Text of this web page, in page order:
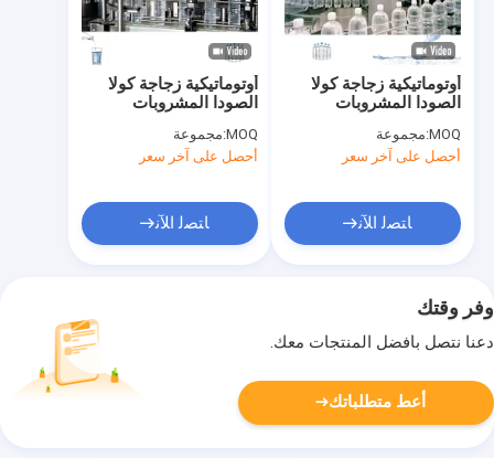
أوتوماتيكية زجاجة كولا
الصودا المشروبات
مشروب ملء آلة خط
الإنتاج مشروب غازي
MOQ: مجموعة
أحصل على آخر سعر
ﺎﺘﺼﻟ ﺍﻶﻧ
أوتوماتيكية زجاجة كولا
الصودا المشروبات
مشروب ملء آلة خط
الإنتاج مشروب غازي
MOQ: مجموعة
أحصل على آخر سعر
ﺎﺘﺼﻟ ﺍﻶﻧ
وفر وقتك
دعنا نتصل بأفضل المنتجات معك.
أعط متطلباتك